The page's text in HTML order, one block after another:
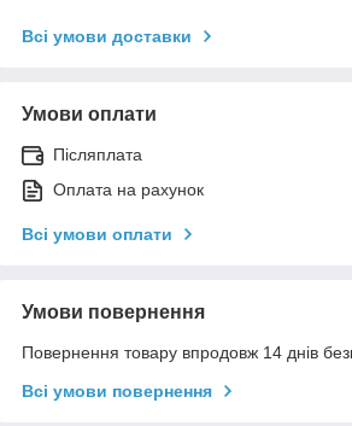
Всі умови доставки
Умови оплати
Післяплата
Оплата на рахунок
Всі умови оплати
Умови повернення
Повернення товару впродовж 14 днів
Всі умови повернення